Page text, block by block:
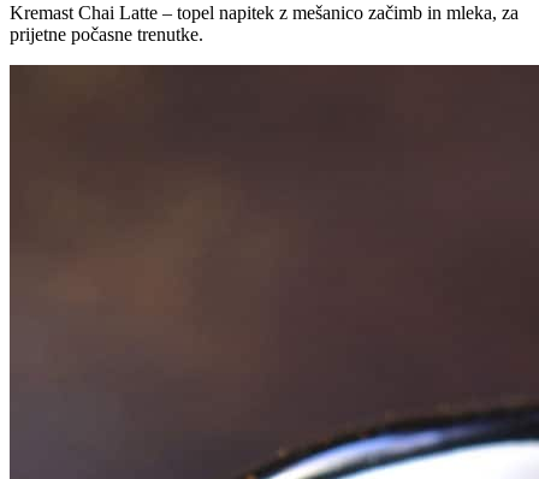
Kremast Chai Latte – topel napitek z mešanico začimb in mleka, za
prijetne počasne trenutke.